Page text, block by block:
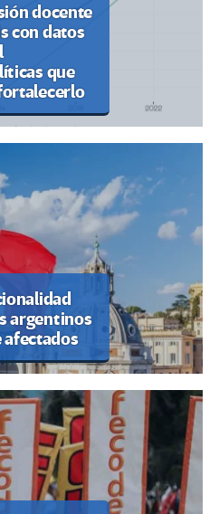
docente
con datos
que
argentinos